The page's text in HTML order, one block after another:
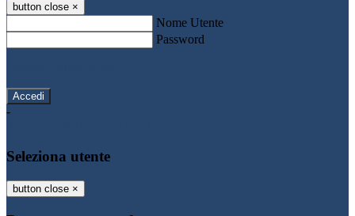
button close ×
Nome Utente
Password
-
Seleziona utente
button close ×